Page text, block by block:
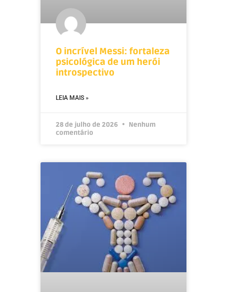
O incrível Messi: fortaleza
psicológica de um herói
introspectivo
LEIA MAIS »
28 de julho de 2026
Nenhum
comentário